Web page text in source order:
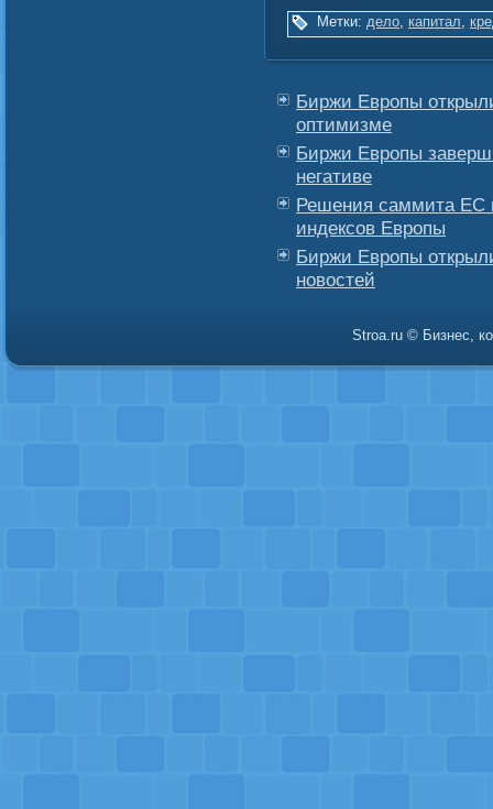
Метки: дело, капитал,
Биржи Европы
оптимизме
Биржи Европы
негативе
Решения саммита ЕС
индексов Европы
Биржи Европы
новостей
Stroa.ru © Бизнес,